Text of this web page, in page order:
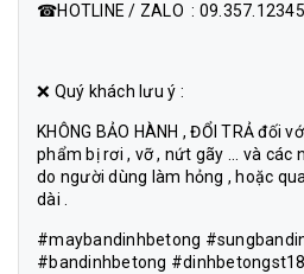
☎HOTLINE / ZALO : 09.357.12345
❌ Quý khách lưu ý :
KHÔNG BẢO HÀNH , ĐỔI TRẢ đối
phẩm bị rơi , vỡ , nứt gãy ... và các
do người dùng làm hỏng , hoặc
dài .
#maybandinhbetong
#bandinhbetong